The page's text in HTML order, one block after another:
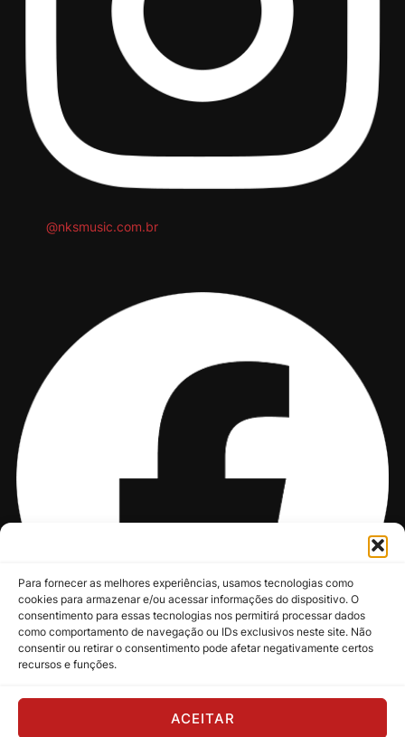
Para fornecer as melhores experiências, usamos tecnologias como
cookies para armazenar e/ou acessar informações do dispositivo. O
consentimento para essas tecnologias nos permitirá processar dados
como comportamento de navegação ou IDs exclusivos neste site. Não
consentir ou retirar o consentimento pode afetar negativamente certos
recursos e funções.
ACEITAR
@nksmusic.com.br